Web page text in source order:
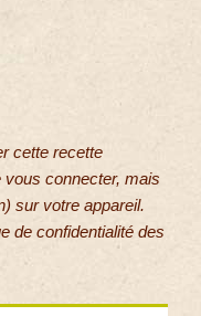
cette recette
connecter, mais
sur votre appareil.
de confidentialité des